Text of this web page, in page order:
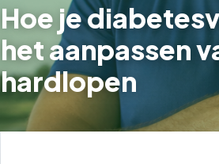
Hoe je
het aanpassen
hardlopen